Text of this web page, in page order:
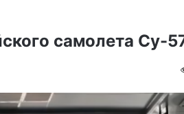
самолета Су-